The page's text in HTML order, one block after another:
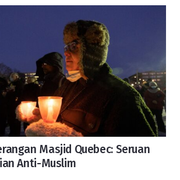
Masjid Quebec: Seruan
Anti-Muslim